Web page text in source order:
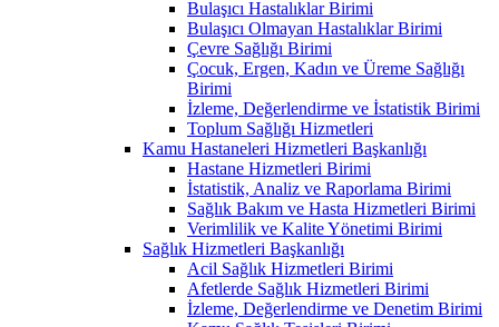
Bulaşıcı Hastalıklar Birimi
Bulaşıcı Olmayan Hastalıklar Birimi
Çevre Sağlığı Birimi
Çocuk, Ergen, Kadın ve Üreme Sağlığı
Birimi
İzleme, Değerlendirme ve İstatistik Birimi
Toplum Sağlığı Hizmetleri
Kamu Hastaneleri Hizmetleri Başkanlığı
Hastane Hizmetleri Birimi
İstatistik, Analiz ve Raporlama Birimi
Sağlık Bakım ve Hasta Hizmetleri Birimi
Verimlilik ve Kalite Yönetimi Birimi
Sağlık Hizmetleri Başkanlığı
Acil Sağlık Hizmetleri Birimi
Afetlerde Sağlık Hizmetleri Birimi
İzleme, Değerlendirme ve Denetim Birimi